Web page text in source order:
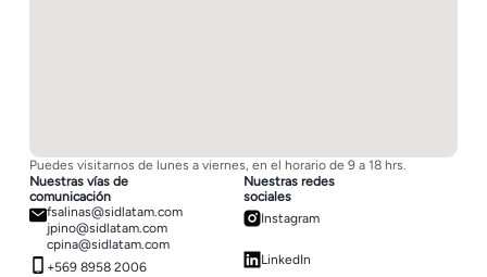
Puedes visitarnos de lunes a viernes, en el horario de 9 a 18 hrs.
Nuestras vías de
comunicación
fsalinas@sidlatam.com
jpino@sidlatam.com
cpina@sidlatam.com
+569 8958 2006
Nuestras redes
sociales
Instagram
LinkedIn